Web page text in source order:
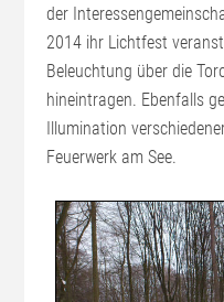
der
2014 ihr Lichtfest
Beleuchtung über die
hineintragen. Ebenfalls
Illumination
Feuerwerk am See.